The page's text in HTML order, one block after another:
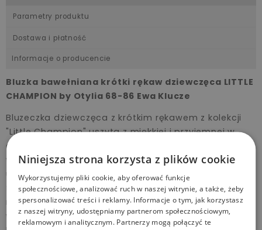
Parametry produktu
Dostawa i płatność
Informacje o producencie
Bluzka bawełniana krótki rękaw dziewczęca LITTLE
CHAMPION by Otylia 68-86 Ewa Klucze
Bluzeczka dziewczęca z krótkim rękawem z kolekcji
"Little Champion" uszyta z miękkiej i przyjemnej w
dotyku dzianiny. Z przodu znajduje się nadruk
wykonany farbami ekologicznymi z efektem żelu. Krój
umożliwia całkowite rozpięcie, przez co ubranko jest
funkcjonalne i wygodne. Przy szyjce wykończony
miękkim ściągaczem. Napki użyte w naszych
wyrobach nie zawierają niklu. Wyprodukowany w
Niniejsza strona korzysta z plików cookie
Wykorzystujemy pliki cookie, aby oferować funkcje
społecznościowe, analizować ruch w naszej witrynie, a także, żeby
spersonalizować treści i reklamy. Informacje o tym, jak korzystasz
z naszej witryny, udostępniamy partnerom społecznościowym,
reklamowym i analitycznym. Partnerzy mogą połączyć te